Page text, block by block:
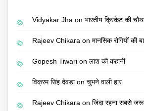
Vidyakar Jha on भारतीय क्रिकेट की
Rajeev Chikara on मानसिक रोगियों की
Gopesh Tiwari on लाश की कहानी
विक्रम सिंह देवड़ाon चुभने वाली हार
Rajeev Chikara on जिंदा रहना सबसे